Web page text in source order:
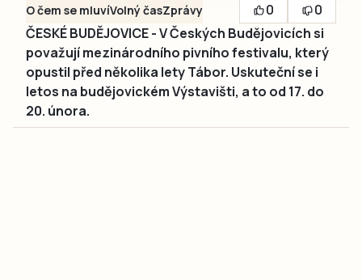
O čem se mluvíVolný časZprávy 0
0
ČESKÉ BUDĚJOVICE - V Českých Budějovicích si
považují mezinárodního pivního festivalu, který
opustil před několika lety Tábor. Uskuteční se i
letos na budějovickém Výstavišti, a to od 17. do
20. února.